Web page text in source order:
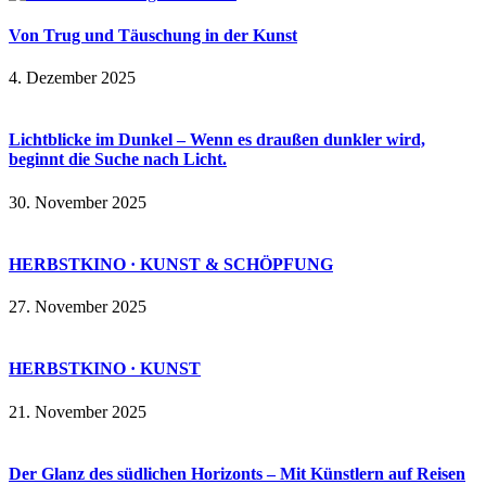
Von Trug und Täuschung in der Kunst
4. Dezember 2025
Lichtblicke im Dunkel – Wenn es draußen dunkler wird,
beginnt die Suche nach Licht.
30. November 2025
HERBSTKINO · KUNST & SCHÖPFUNG
27. November 2025
HERBSTKINO · KUNST
21. November 2025
Der Glanz des südlichen Horizonts – Mit Künstlern auf Reisen